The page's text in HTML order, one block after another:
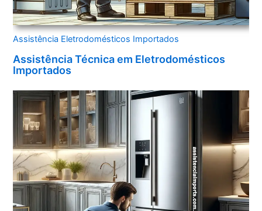
Assistência Eletrodomésticos Importados
Assistência Técnica em Eletrodomésticos
Importados